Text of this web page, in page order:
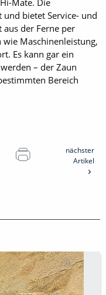
bietet Service- und
der Ferne per
Maschinenleistung,
Es kann gar ein
– der Zaun
Bereich
nächster
Artikel